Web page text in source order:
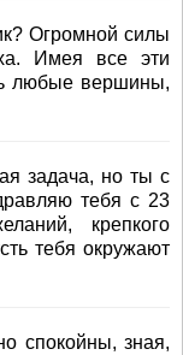
Огромной силы
Имея все эти
любые вершины,
задача, но ты с
тебя с 23
крепкого
тебя окружают
спокойны, зная,